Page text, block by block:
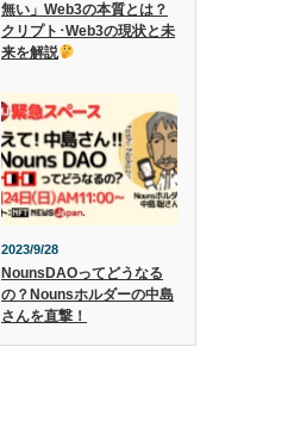
無い」Web3の本質とは？
クリプト･Web3の現状と未
来を解説
2023/9/28
NounsDAOってどうなる
の？Nounsホルダーの中島
さんを直撃！